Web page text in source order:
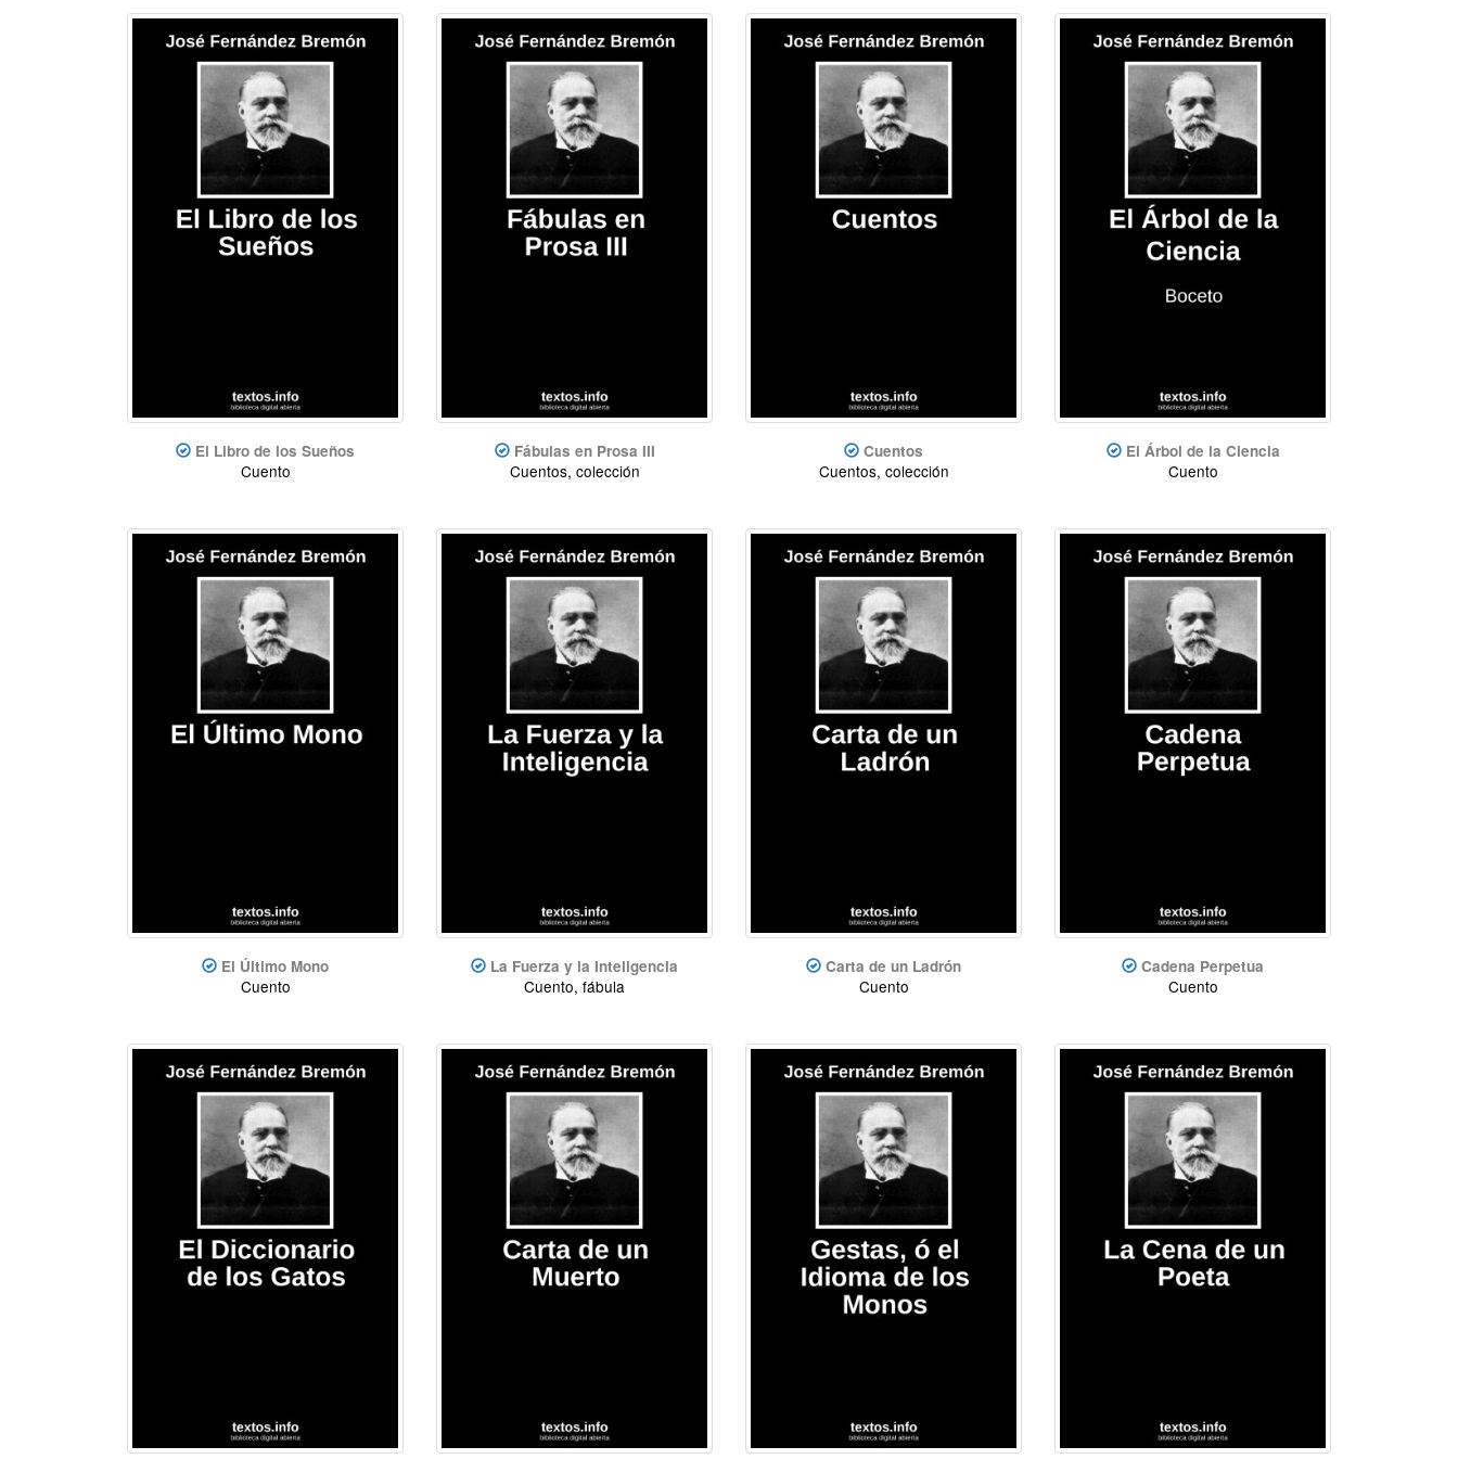
El Libro de los Sueños
Cuento
Fábulas en Prosa III
Cuentos, colección
Cuentos
Cuentos, colección
El Árbol de la Ciencia
Cuento
El Último Mono
Cuento
La Fuerza y la Inteligencia
Cuento, fábula
Carta de un Ladrón
Cuento
Cadena Perpetua
Cuento